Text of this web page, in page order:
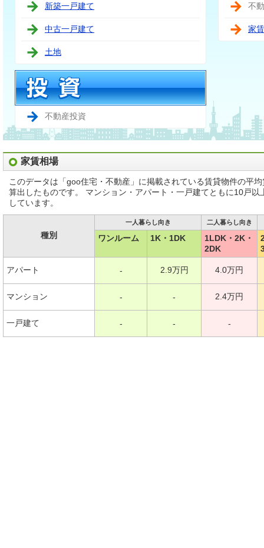
新築一戸建て
中古一戸建て
土地
不動産投資
不
家
家賃相場
このデータは「goo住宅・不動産」に掲載されている賃貸物件の平
算出したものです。 マンション・アパート・一戸建てともに10戸
しています。
種別
一人暮らし向き 二人暮らし向き
ワンルーム 1K・1DK
1LDK・2K・
2DK
アパート - 2.9万円 4.0万円
マンション - - 2.4万円
一戸建て - - -